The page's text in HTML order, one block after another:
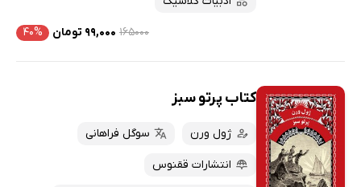
۱۶۵۰۰۰ ۹۹,۰۰۰ تومان ۴۰%
کتاب پرتو سبز
ژول ورن سوگل فراهانی
انتشارات ققنوس